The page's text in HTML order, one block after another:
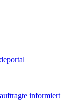
informiert